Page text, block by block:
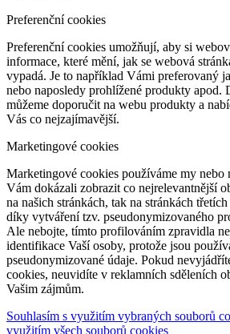
Preferenční cookies
Preferenční cookies umožňují, aby si
informace, které mění, jak se webová
vypadá. Je to například Vámi preferovaný
nebo naposledy prohlížené produkty apod.
můžeme doporučit na webu produkty a
Vás co nejzajímavější.
Marketingové cookies
Marketingové cookies používáme my nebo
Vám dokázali zobrazit co nejrelevantnější
na našich stránkách, tak na stránkách
díky vytváření tzv. pseudonymizovaného
Ale nebojte, tímto profilováním zpravidla
identifikace Vaší osoby, protože jsou
pseudonymizované údaje. Pokud
cookies, neuvidíte v reklamních sděleních
Vašim zájmům.
Souhlasím s využitím vybraných souborů
využitím všech souborů cookies